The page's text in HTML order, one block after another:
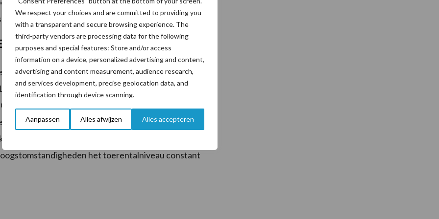
We respect your choices and are committed to providing you
with a transparent and secure browsing experience. The
third-party vendors are processing data for the following
purposes and special features: Store and/or access
information on a device, personalized advertising and content,
advertising and content measurement, audience research,
and services development, precise geolocation data, and
identification through device scanning.
Aanpassen Alles afwijzen Alles accepteren
2021 en 2022 zonder meer weten te bewijzen.
8800 en 8700
motorvermogen. Bij de LEXION 8700 neemt het
8800 met een toename van 47 pk nu over een
8800 is nu uitgerust met de uit de LEXION 8900
cilinderinhoud van 16,2 liter. Dankzij de
staan nu meer vermogensreserves ter
het toerentalniveau constant